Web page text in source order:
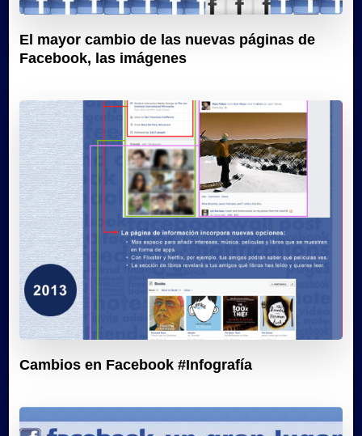
El mayor cambio de las nuevas páginas de
Facebook, las imágenes
Cambios en Facebook #Infografía